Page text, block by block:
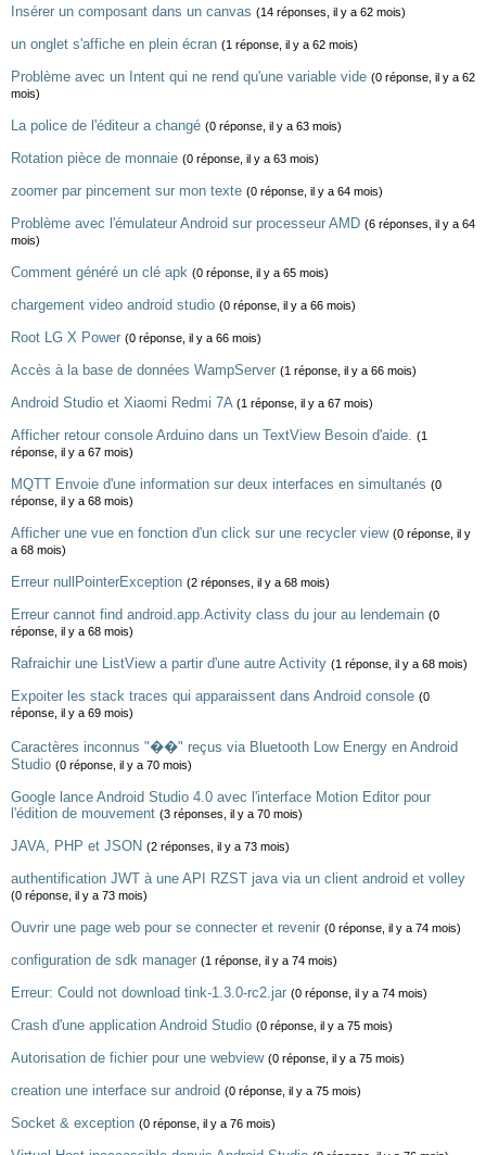
Insérer un composant dans un canvas (14 réponses, il y a 62 mois)
un onglet s'affiche en plein écran (1 réponse, il y a 62 mois)
Problème avec un Intent qui ne rend qu'une variable vide (0 réponse, il y a 62
mois)
La police de l'éditeur a changé (0 réponse, il y a 63 mois)
Rotation pièce de monnaie (0 réponse, il y a 63 mois)
zoomer par pincement sur mon texte (0 réponse, il y a 64 mois)
Problème avec l'émulateur Android sur processeur AMD (6 réponses, il y a 64
mois)
Comment généré un clé apk (0 réponse, il y a 65 mois)
chargement video android studio (0 réponse, il y a 66 mois)
Root LG X Power (0 réponse, il y a 66 mois)
Accès à la base de données WampServer (1 réponse, il y a 66 mois)
Android Studio et Xiaomi Redmi 7A (1 réponse, il y a 67 mois)
Afficher retour console Arduino dans un TextView Besoin d'aide. (1
réponse, il y a 67 mois)
MQTT Envoie d'une information sur deux interfaces en simultanés (0
réponse, il y a 68 mois)
Afficher une vue en fonction d'un click sur une recycler view (0 réponse, il y
a 68 mois)
Erreur nullPointerException (2 réponses, il y a 68 mois)
Erreur cannot find android.app.Activity class du jour au lendemain (0
réponse, il y a 68 mois)
Rafraichir une ListView a partir d'une autre Activity (1 réponse, il y a 68 mois)
Expoiter les stack traces qui apparaissent dans Android console (0
réponse, il y a 69 mois)
Caractères inconnus "��" reçus via Bluetooth Low Energy en Android
Studio (0 réponse, il y a 70 mois)
Google lance Android Studio 4.0 avec l'interface Motion Editor pour
l'édition de mouvement (3 réponses, il y a 70 mois)
JAVA, PHP et JSON (2 réponses, il y a 73 mois)
authentification JWT à une API RZST java via un client android et volley
(0 réponse, il y a 73 mois)
Ouvrir une page web pour se connecter et revenir (0 réponse, il y a 74 mois)
configuration de sdk manager (1 réponse, il y a 74 mois)
Erreur: Could not download tink-1.3.0-rc2.jar (0 réponse, il y a 74 mois)
Crash d'une application Android Studio (0 réponse, il y a 75 mois)
Autorisation de fichier pour une webview (0 réponse, il y a 75 mois)
creation une interface sur android (0 réponse, il y a 75 mois)
Socket & exception (0 réponse, il y a 76 mois)